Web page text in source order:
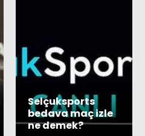
Selçuksports
bedava maç izle
ne demek?